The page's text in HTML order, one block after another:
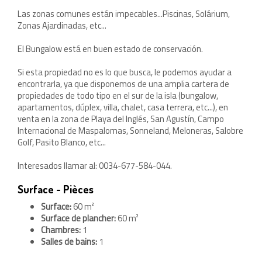
Las zonas comunes están impecables...Piscinas, Solárium,
Zonas Ajardinadas, etc...
El Bungalow está en buen estado de conservación.
Si esta propiedad no es lo que busca, le podemos ayudar a
encontrarla, ya que disponemos de una amplia cartera de
propiedades de todo tipo en el sur de la isla (bungalow,
apartamentos, dúplex, villa, chalet, casa terrera, etc...), en
venta en la zona de Playa del Inglés, San Agustín, Campo
Internacional de Maspalomas, Sonneland, Meloneras, Salobre
Golf, Pasito Blanco, etc...
Interesados llamar al: 0034-677-584-044.
Surface - Pièces
Surface:60 m²
Surface de plancher:60 m²
Chambres: 1
Salles de bains: 1